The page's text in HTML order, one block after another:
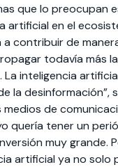
que lo preocupan
artificial en el
a contribuir de
todavía más la
La inteligencia
la desinformación”,
medios de
quería tener un
muy grande.
artificial ya no solo